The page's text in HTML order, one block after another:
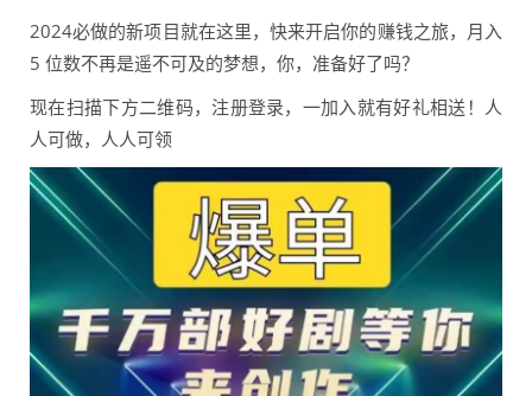
2024必做的新项目就在这里，快来开启你的赚钱之旅，月入
5 位数不再是遥不可及的梦想，你，准备好了吗？
现在扫描下方二维码，注册登录，一加入就有好礼相送！人
人可做，人人可领